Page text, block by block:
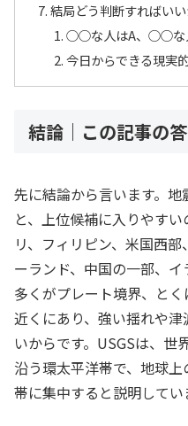
結局どう判断すればい
○○な人はA、○○な
今日からできる現実
結論｜この記事の
先に結論から言います。
と、上位候補に入りやす
リ、フィリピン、米国西
ーランド、中国の一部、イ
多くがプレート境界、と
近くにあり、強い揺れや
いからです。USGSは、世
沿う環太平洋帯で、地球
帯に集中すると説明してい